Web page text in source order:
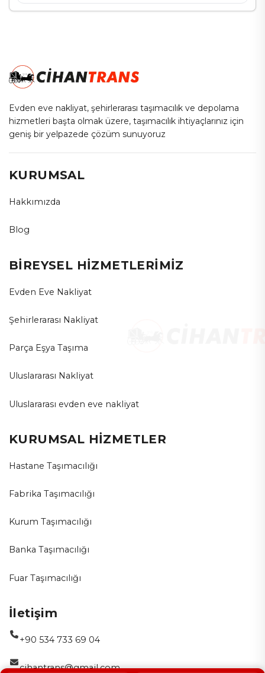
Evden eve nakliyat, şehirlerarası taşımacılık ve depolama
hizmetleri başta olmak üzere, taşımacılık ihtiyaçlarınız için
geniş bir yelpazede çözüm sunuyoruz
KURUMSAL
Hakkımızda
Blog
BİREYSEL HİZMETLERİMİZ
Evden Eve Nakliyat
Şehirlerarası Nakliyat
Parça Eşya Taşıma
Uluslararası Nakliyat
Uluslararası evden eve nakliyat
KURUMSAL HİZMETLER
Hastane Taşımacılığı
Fabrika Taşımacılığı
Kurum Taşımacılığı
Banka Taşımacılığı
Fuar Taşımacılığı
İletişim
+90 534 733 69 04
cihantrans@gmail.com